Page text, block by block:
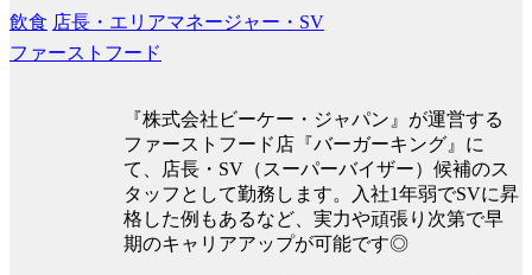
飲食 店長・エリアマネージャー・SV
ファーストフード
『株式会社ビーケー・ジャパン』が運営する
ファーストフード店『バーガーキング』に
て、店長・SV（スーパーバイザー）候補のス
タッフとして勤務します。入社1年弱でSVに昇
格した例もあるなど、実力や頑張り次第で早
期のキャリアアップが可能です◎